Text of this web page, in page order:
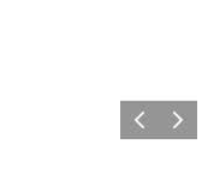
ForrigeNæste